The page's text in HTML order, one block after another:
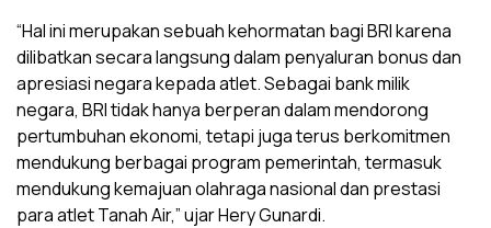
“Hal ini merupakan sebuah kehormatan bagi BRI karena
dilibatkan secara langsung dalam penyaluran bonus dan
apresiasi negara kepada atlet. Sebagai bank milik
negara, BRI tidak hanya berperan dalam mendorong
pertumbuhan ekonomi, tetapi juga terus berkomitmen
mendukung berbagai program pemerintah, termasuk
mendukung kemajuan olahraga nasional dan prestasi
para atlet Tanah Air,” ujar Hery Gunardi.